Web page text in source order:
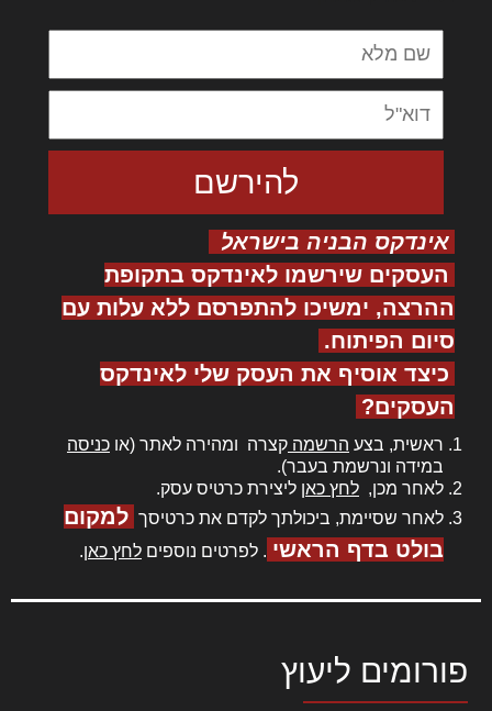
אינדקס הבניה בישראל
העסקים שירשמו לאינדקס בתקופת
ההרצה, ימשיכו להתפרסם ללא עלות עם
סיום הפיתוח.
כיצד אוסיף את העסק שלי לאינדקס
העסקים?
ראשית, בצע הרשמה קצרה ומהירה לאתר (או כניסה
במידה ונרשמת בעבר).
לאחר מכן, לחץ כאן ליצירת כרטיס עסק.
לאחר שסיימת, ביכולתך לקדם את כרטיסך למקום
בולט בדף הראשי . לפרטים נוספים לחץ כאן.
פורומים ליעוץ